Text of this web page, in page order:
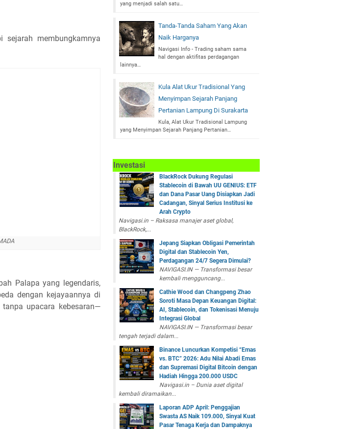
sejarah membungkamnya
Palapa yang legendaris,
dengan kejayaannya di
upacara kebesaran—
yang menjadi salah satu…
Tanda-Tanda Saham Yang Akan
Naik Harganya
Navigasi Info - Trading saham sama
hal dengan aktifitas perdagangan
lainnya…
Kula Alat Ukur Tradisional Yang
Menyimpan Sejarah Panjang
Pertanian Lampung Di Surakarta
Kula, Alat Ukur Tradisional Lampung
yang Menyimpan Sejarah Panjang Pertanian…
Investasi
BlackRock Dukung Regulasi
Stablecoin di Bawah UU GENIUS: ETF
dan Dana Pasar Uang Disiapkan Jadi
Cadangan, Sinyal Serius Institusi ke
Arah Crypto
Navigasi.in – Raksasa manajer aset global,
BlackRock,...
Jepang Siapkan Obligasi Pemerintah
Digital dan Stablecoin Yen,
Perdagangan 24/7 Segera Dimulai?
NAVIGASI.IN — Transformasi besar
kembali mengguncang...
Cathie Wood dan Changpeng Zhao
Soroti Masa Depan Keuangan Digital:
AI, Stablecoin, dan Tokenisasi Menuju
Integrasi Global
NAVIGASI.IN — Transformasi besar
tengah terjadi dalam...
Binance Luncurkan Kompetisi “Emas
vs. BTC” 2026: Adu Nilai Abadi Emas
dan Supremasi Digital Bitcoin dengan
Hadiah Hingga 200.000 USDC
Navigasi.in – Dunia aset digital
kembali diramaikan...
Laporan ADP April: Penggajian
Swasta AS Naik 109.000, Sinyal Kuat
Pasar Tenaga Kerja dan Dampaknya